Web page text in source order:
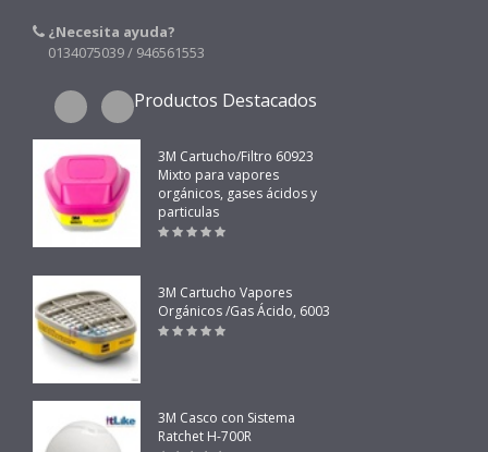
¿Necesita ayuda?
0134075039 / 946561553
Productos Destacados
3M Cartucho/Filtro 60923
Mixto para vapores
orgánicos, gases ácidos y
particulas
3M Cartucho Vapores
Orgánicos /Gas Ácido, 6003
3M Casco con Sistema
Ratchet H-700R